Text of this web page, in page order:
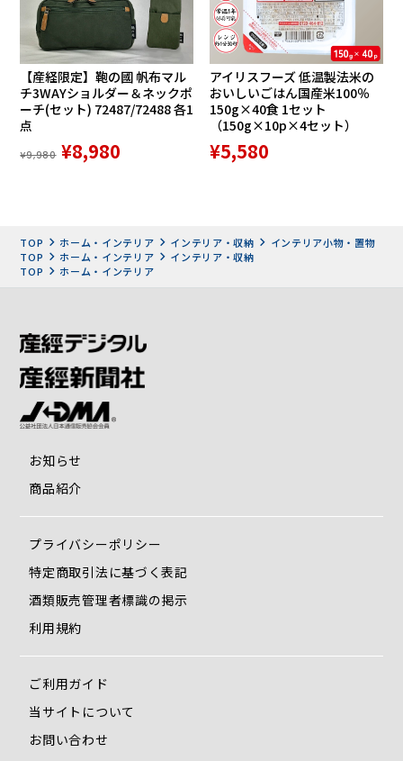
【産経限定】鞄の國 帆布マル
チ3WAYショルダー＆ネックポ
ーチ(セット) 72487/72488 各1
点
¥9,980 ¥8,980
アイリスフーズ 低温製法米の
おいしいごはん国産米100％
150g×40食 1セット
（150g×10p×4セット）
¥5,580
TOP ホーム・インテリア インテリア・収納
インテリア小物・置物
TOP
ホーム・インテリア
インテリア・収納
TOP
ホーム・インテリア
お知らせ
商品紹介
プライバシーポリシー
特定商取引法に基づく表記
酒類販売管理者標識の掲示
利用規約
ご利用ガイド
当サイトについて
お問い合わせ